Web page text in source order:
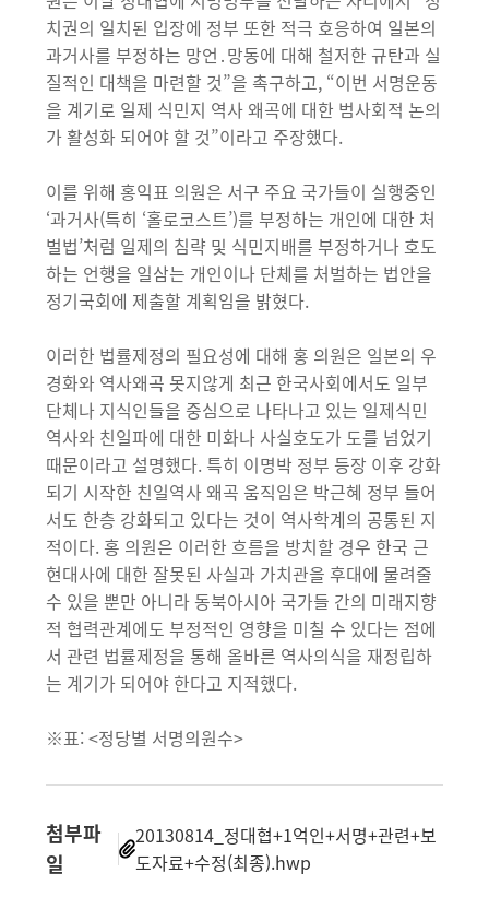
치권의 일치된 입장에 정부 또한 적극 호응하여 일본의
과거사를 부정하는 망언․망동에 대해 철저한 규탄과 실
질적인 대책을 마련할 것”을 촉구하고, “이번 서명운동
을 계기로 일제 식민지 역사 왜곡에 대한 범사회적 논의
가 활성화 되어야 할 것”이라고 주장했다.
이를 위해 홍익표 의원은 서구 주요 국가들이 실행중인
‘과거사(특히 ‘홀로코스트’)를 부정하는 개인에 대한 처
벌법’처럼 일제의 침략 및 식민지배를 부정하거나 호도
하는 언행을 일삼는 개인이나 단체를 처벌하는 법안을
정기국회에 제출할 계획임을 밝혔다.
이러한 법률제정의 필요성에 대해 홍 의원은 일본의 우
경화와 역사왜곡 못지않게 최근 한국사회에서도 일부
단체나 지식인들을 중심으로 나타나고 있는 일제식민
역사와 친일파에 대한 미화나 사실호도가 도를 넘었기
때문이라고 설명했다. 특히 이명박 정부 등장 이후 강화
되기 시작한 친일역사 왜곡 움직임은 박근혜 정부 들어
서도 한층 강화되고 있다는 것이 역사학계의 공통된 지
적이다. 홍 의원은 이러한 흐름을 방치할 경우 한국 근
현대사에 대한 잘못된 사실과 가치관을 후대에 물려줄
수 있을 뿐만 아니라 동북아시아 국가들 간의 미래지향
적 협력관계에도 부정적인 영향을 미칠 수 있다는 점에
서 관련 법률제정을 통해 올바른 역사의식을 재정립하
는 계기가 되어야 한다고 지적했다.
※표: <정당별 서명의원수>
첨부파
일
20130814_정대협+1억인+서명+관련+보
도자료+수정(최종).hwp